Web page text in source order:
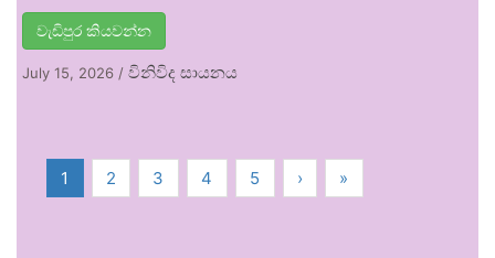
වැඩිපුර කියවන්න
July 15, 2026 / විනිවිද සායනය
1 2 3 4 5 › »